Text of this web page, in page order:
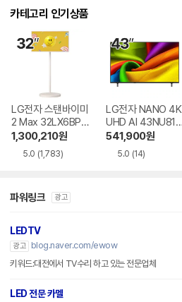
카테고리 인기상품
LG전자 스탠바이미
2 Max 32LX6BPG
A
1,300,210원
5.0 (1,783)
LG전자 NANO 4K
UHD AI 43NU810
BENA
541,900원
5.0 (14)
파워링크 광고
LEDTV
광고
blog.naver.com/ewow
키워드:대전에서 TV수리 하고 있는 전문업체
LED 전문 카멜